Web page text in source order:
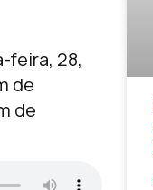
feira, 28,
de
de